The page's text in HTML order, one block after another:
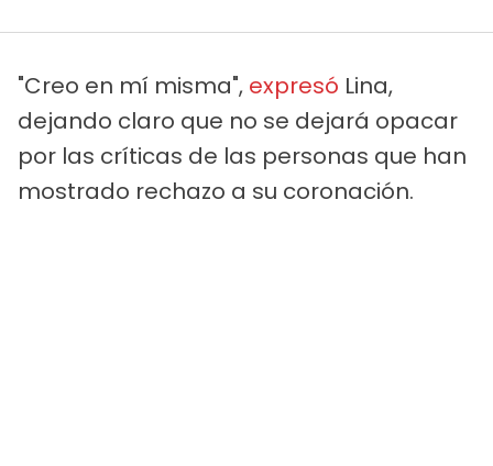
"Creo en mí misma", expresó Lina,
dejando claro que no se dejará opacar
por las críticas de las personas que han
mostrado rechazo a su coronación.